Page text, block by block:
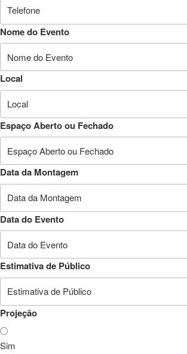
Nome do Evento
Local
Espaço Aberto ou Fechado
Data da Montagem
Data do Evento
Estimativa de Público
Projeção
Sim